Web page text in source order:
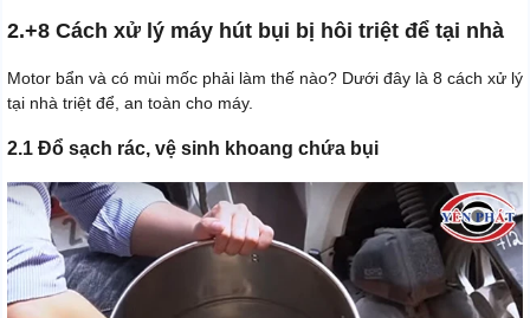
2.+8 Cách xử lý máy hút bụi bị hôi triệt để tại nhà
Motor bẩn và có mùi mốc phải làm thế nào? Dưới đây là 8 cách xử lý
tại nhà triệt để, an toàn cho máy.
2.1 Đổ sạch rác, vệ sinh khoang chứa bụi